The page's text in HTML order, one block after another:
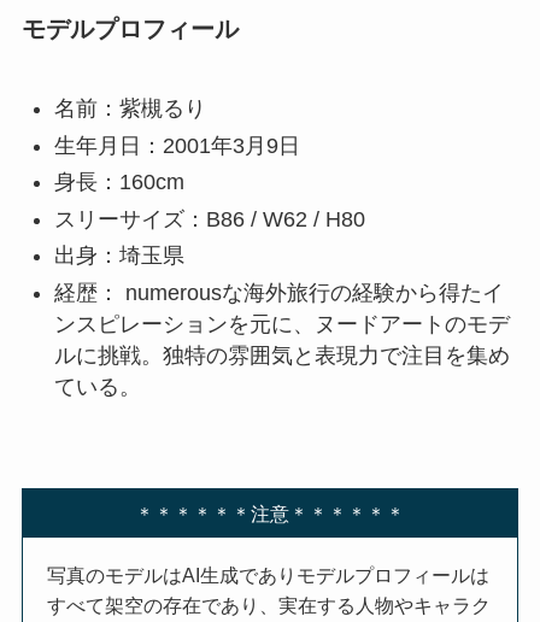
モデルプロフィール
名前：紫槻るり
生年月日：2001年3月9日
身長：160cm
スリーサイズ：B86 / W62 / H80
出身：埼玉県
経歴： numerousな海外旅行の経験から得たイ
ンスピレーションを元に、ヌードアートのモデ
ルに挑戦。独特の雰囲気と表現力で注目を集め
ている。
＊＊＊＊＊＊注意＊＊＊＊＊＊
写真のモデルはAI生成でありモデルプロフィールは
すべて架空の存在であり、実在する人物やキャラク